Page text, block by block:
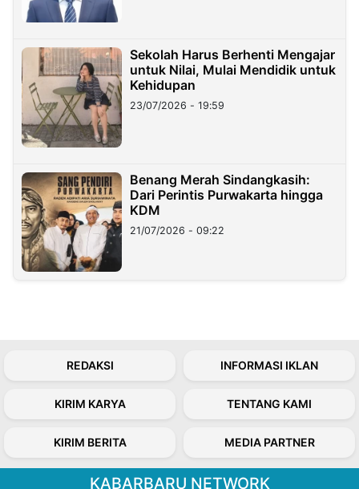
Sekolah Harus Berhenti Mengajar
untuk Nilai, Mulai Mendidik untuk
Kehidupan
23/07/2026 - 19:59
Benang Merah Sindangkasih:
Dari Perintis Purwakarta hingga
KDM
21/07/2026 - 09:22
REDAKSI INFORMASI IKLAN
KIRIM KARYA TENTANG KAMI
KIRIM BERITA MEDIA PARTNER
KABARBARU NETWORK